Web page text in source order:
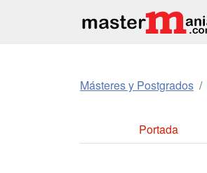
Másteres y Postgrados
Portada